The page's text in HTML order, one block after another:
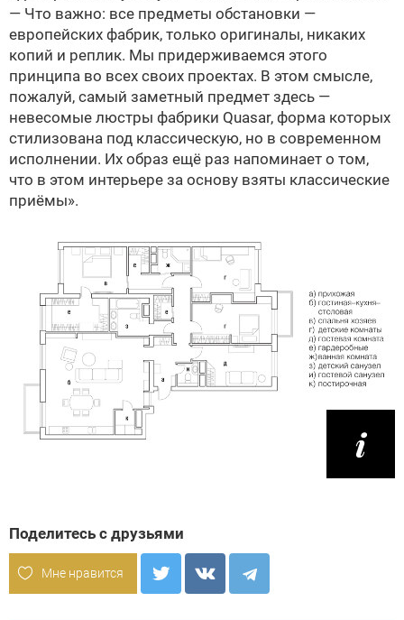
— Что важно: все предметы обстановки —
европейских фабрик, только оригиналы, никаких
копий и реплик. Мы придерживаемся этого
принципа во всех своих проектах. В этом смысле,
пожалуй, самый заметный предмет здесь —
невесомые люстры фабрики Quasar, форма которых
стилизована под классическую, но в современном
исполнении. Их образ ещё раз напоминает о том,
что в этом интерьере за основу взяты классические
приёмы».
Поделитесь с друзьями
Мне нравится